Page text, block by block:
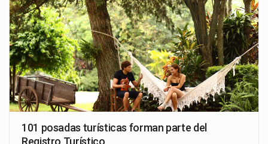
101 posadas turísticas forman parte del
Registro Turístico